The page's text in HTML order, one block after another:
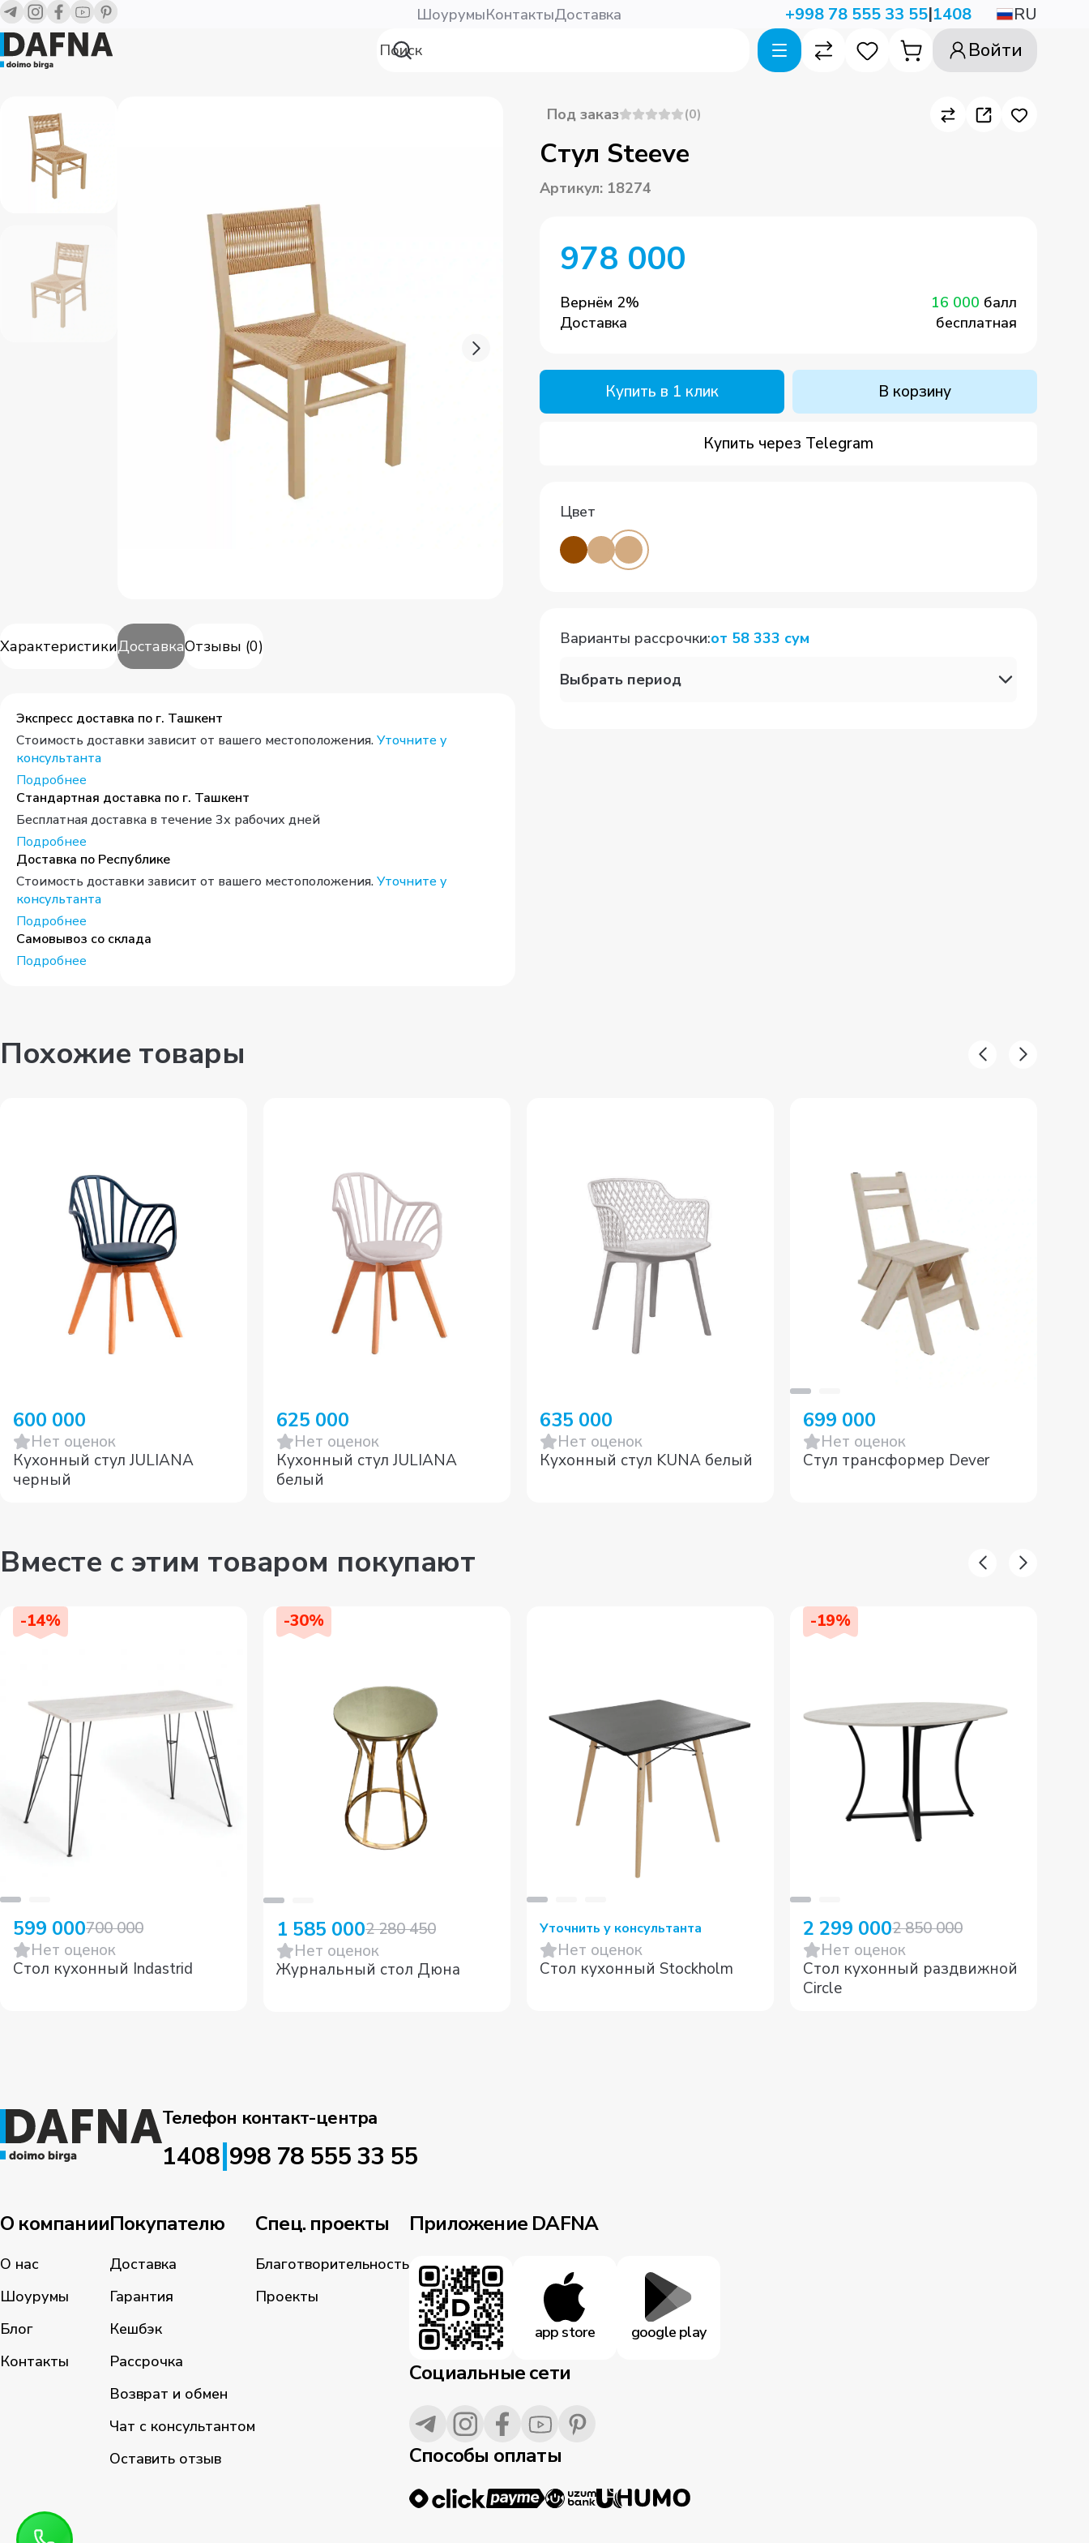
ШоурумыКонтактыДоставка +998 78 555 33 55|1408 RU
Войти
ХарактеристикиДоставкаОтзывы (0)
Экспресс доставка по г. Ташкент
Стоимость доставки зависит от вашего местоположения.Уточните у
консультанта
Подробнее
Стандартная доставка по г. Ташкент
Бесплатная доставка в течение 3х рабочих дней
Подробнее
Доставка по Республике
Стоимость доставки зависит от вашего местоположения.Уточните у
консультанта
Подробнее
Самовывоз со склада
Подробнее
Под заказ (0)
Стул Steeve
Артикул: 18274
978 000
Вернём 2% 16 000 балл
Доставка
бесплатная
Купить в 1 клик В корзину
Купить через Telegram
Цвет
Варианты рассрочки:от 58 333 сум
Выбрать период
Похожие товары
600 000
Нет оценок
Кухонный стул JULIANA
черный
625 000
Нет оценок
Кухонный стул JULIANA
белый
635 000
Нет оценок
Кухонный стул KUNA белый
699 000
Нет оценок
Стул трансформер Dever
Вместе с этим товаром покупают
-14%
599 000700 000
Нет оценок
Стол кухонный Indastrid
-30%
1 585 0002 280 450
Нет оценок
Журнальный стол Дюна
Уточнить у консультанта
Нет оценок
Стол кухонный Stockholm
-19%
2 299 0002 850 000
Нет оценок
Стол кухонный раздвижной
Circle
Телефон контакт-центра
1408|998 78 555 33 55
О компании
О нас
Шоурумы
Блог
Контакты
Покупателю
Доставка
Гарантия
Кешбэк
Рассрочка
Возврат и обмен
Чат с консультантом
Оставить отзыв
Спец. проекты
Благотворительность
Проекты
Приложение DAFNA
app store google play
Социальные сети
Способы оплаты